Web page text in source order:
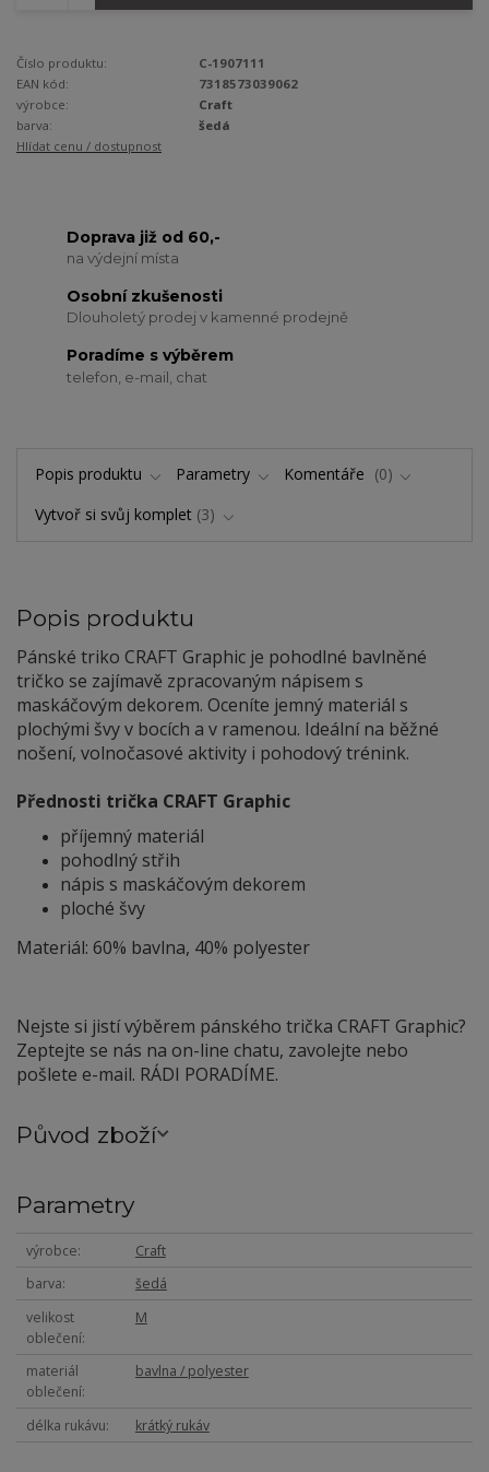
Číslo produktu:
C-1907111
EAN kód:
7318573039062
výrobce:
Craft
barva:
šedá
Hlídat cenu / dostupnost
Doprava již od 60,-
na výdejní místa
Osobní zkušenosti
Dlouholetý prodej v kamenné prodejně
Poradíme s výběrem
telefon, e-mail, chat
Popis produktu Parametry Komentáře
0
Vytvoř si svůj komplet 3
Popis produktu
Pánské triko CRAFT Graphic je pohodlné bavlněné
tričko se zajímavě zpracovaným nápisem s
maskáčovým dekorem. Oceníte jemný materiál s
plochými švy v bocích a v ramenou. Ideální na běžné
nošení, volnočasové aktivity i pohodový trénink.
Přednosti trička CRAFT Graphic
příjemný materiál
pohodlný střih
nápis s maskáčovým dekorem
ploché švy
Materiál: 60% bavlna, 40% polyester
Nejste si jistí výběrem pánského trička CRAFT Graphic?
Zeptejte se nás na on-line chatu, zavolejte nebo
pošlete e-mail. RÁDI PORADÍME.
Původ zboží
Parametry
výrobce
Craft
barva
šedá
velikost
oblečení
M
materiál
oblečení
bavlna / polyester
délka rukávu krátký rukáv